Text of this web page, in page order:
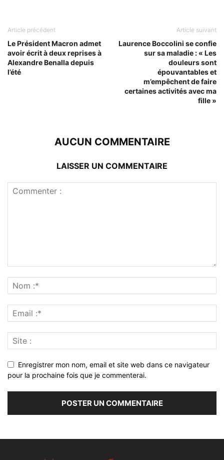
Article précédent
Le Président Macron admet
avoir écrit à deux reprises à
Alexandre Benalla depuis
l’été
Article suivant
Laurence Boccolini se confie
sur sa maladie : « Les
douleurs sont
épouvantables et
m’empêchent de faire
certaines activités avec ma
fille »
AUCUN COMMENTAIRE
LAISSER UN COMMENTAIRE
Enregistrer mon nom, email et site web dans ce navigateur
pour la prochaine fois que je commenterai.